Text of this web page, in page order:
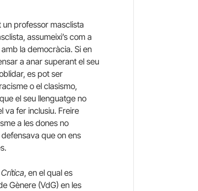
un professor masclista
assumeixi’s com a
la democràcia. Si en
a anar superant el seu
es pot ser
o el clasismo,
el seu llenguatge no
va fer inclusiu. Freire
a les dones no
que on ens
, en el qual es
Gènere (VdG) en les